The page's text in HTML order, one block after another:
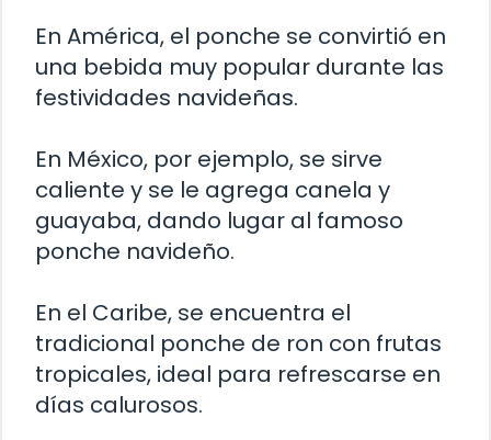
En América, el ponche se convirtió en
una bebida muy popular durante las
festividades navideñas.
En México, por ejemplo, se sirve
caliente y se le agrega canela y
guayaba, dando lugar al famoso
ponche navideño.
En el Caribe, se encuentra el
tradicional ponche de ron con frutas
tropicales, ideal para refrescarse en
días calurosos.